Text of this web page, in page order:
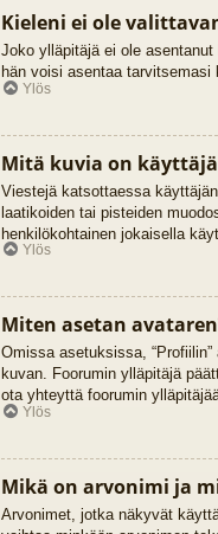
Kieleni ei ole
Joko ylläpitäjä ei ole
hän voisi asentaa
Ylös
Mitä kuvia on
Viestejä katsottaessa
laatikoiden tai pisteiden
henkilökohtainen jokaisella
Ylös
Miten asetan
Omissa asetuksissa,
kuvan. Foorumin ylläpitäjä
ota yhteyttä foorumin
Ylös
Mikä on arvonimi ja
Arvonimet, jotka näkyvät